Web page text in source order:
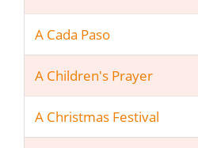
A Cada Paso
A Children's Prayer
A Christmas Festival